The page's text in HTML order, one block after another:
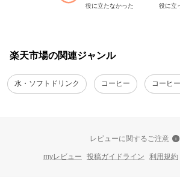
役に立たなかった 役に立
楽天市場の関連ジャンル
水・ソフトドリンク コーヒー コーヒ
レビューに関するご注意
myレビュー 投稿ガイドライン 利用規約